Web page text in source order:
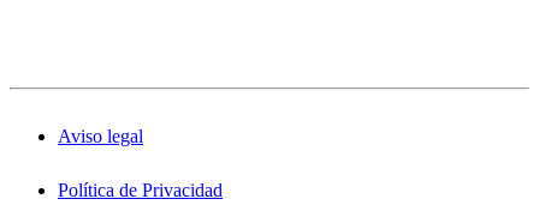
Aviso legal
Política de Privacidad